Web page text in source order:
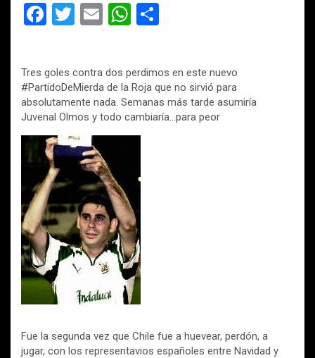
F
b
o
o
k
T
er
E
W
s
A
p
p
ar
tir
Tres goles contra dos perdimos en este nuevo
#PartidoDeMierda de la Roja que no sirvió para
absolutamente nada. Semanas más tarde asumiría
Juvenal Olmos y todo cambiaría…para peor
Fue la segunda vez que Chile fue a huevear, perdón, a
jugar, con los representavios españoles entre Navidad y